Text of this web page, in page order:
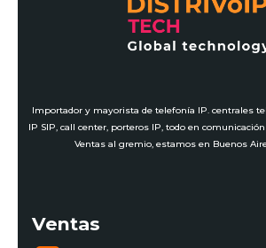
Importador y mayorista de telefonía IP. centrales
IP SIP, call center, porteros IP, todo en
Ventas al gremio, estamos en Buenos
Ventas